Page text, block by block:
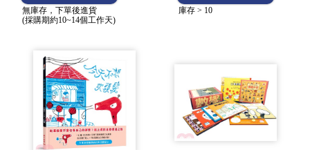
無庫存，下單後進貨
(採購期約10~14個工作天)
庫存 > 10